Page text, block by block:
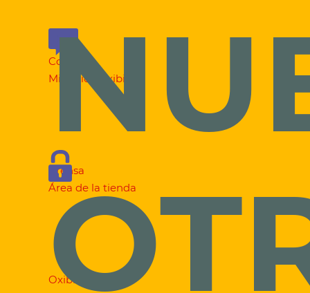
Contacto
Mi óptica Oxibis
Prensa
Área de la tienda
Oxibis-group